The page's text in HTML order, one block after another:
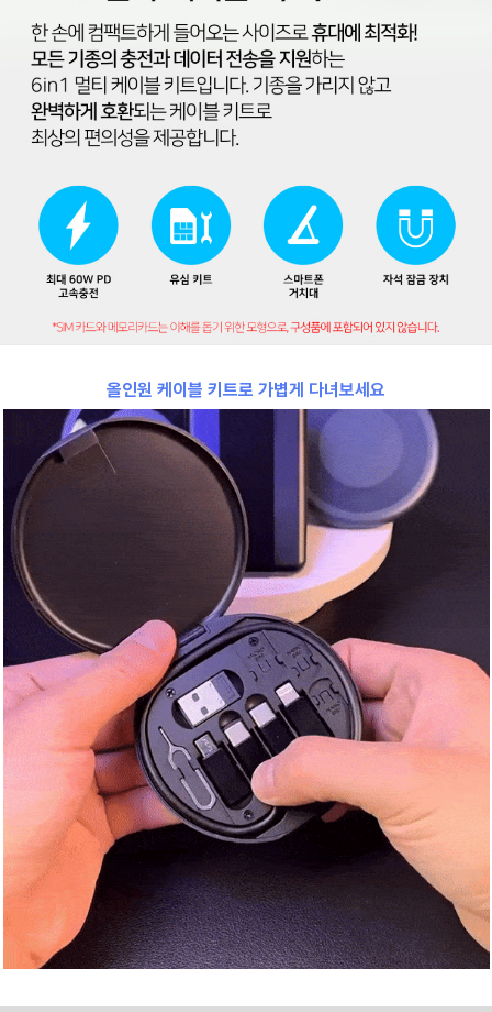
올인원 케이블 키트로 가볍게 다녀보세요